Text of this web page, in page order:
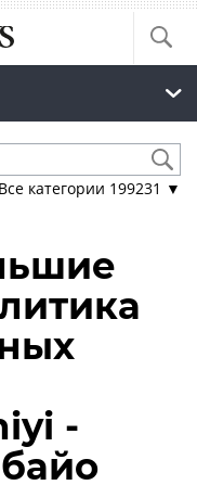
Все категории 199231 ▼
-